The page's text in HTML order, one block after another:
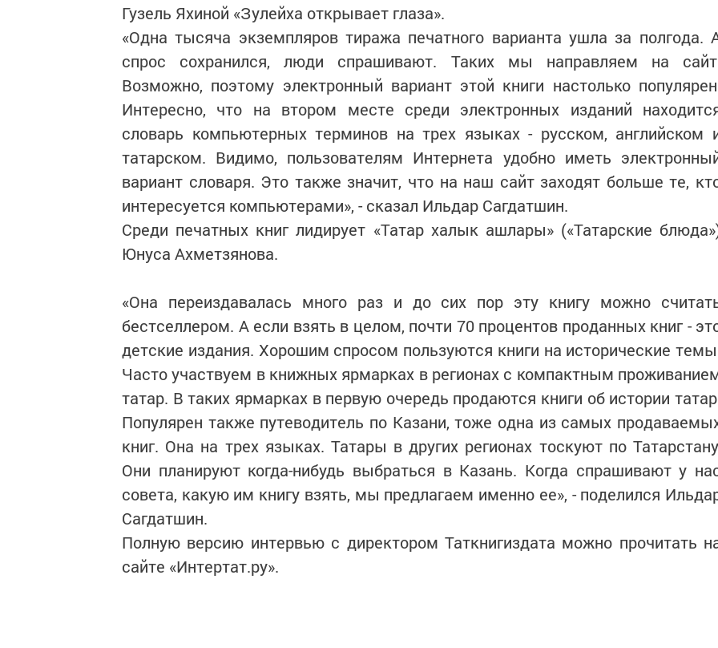
Гузель Яхиной «Зулейха открывает глаза».
«Одна тысяча экземпляров тиража печатного варианта ушла за полгода.
спрос сохранился, люди спрашивают. Таких мы направляем на
Возможно, поэтому электронный вариант этой книги настолько
Интересно, что на втором месте среди электронных изданий
словарь компьютерных терминов на трех языках - русском, английском
татарском. Видимо, пользователям Интернета удобно иметь
вариант словаря. Это также значит, что на наш сайт заходят больше те,
интересуется компьютерами», - сказал Ильдар Сагдатшин.
Среди печатных книг лидирует «Татар халык ашлары» («Татарские
Юнуса Ахметзянова.
«Она переиздавалась много раз и до сих пор эту книгу можно
бестселлером. А если взять в целом, почти 70 процентов проданных книг -
детские издания. Хорошим спросом пользуются книги на исторические
Часто участвуем в книжных ярмарках в регионах с компактным
татар. В таких ярмарках в первую очередь продаются книги об истории
Популярен также путеводитель по Казани, тоже одна из самых
книг. Она на трех языках. Татары в других регионах тоскуют по
Они планируют когда-нибудь выбраться в Казань. Когда спрашивают у
совета, какую им книгу взять, мы предлагаем именно ее», - поделился
Сагдатшин.
Полную версию интервью с директором Таткнигиздата можно прочитать
сайте «Интертат.ру».